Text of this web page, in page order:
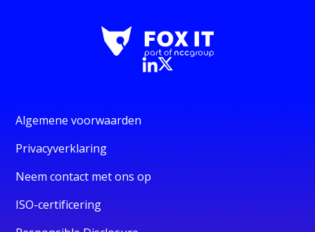
Algemene voorwaarden
Privacyverklaring
Neem contact met ons op
ISO-certificering